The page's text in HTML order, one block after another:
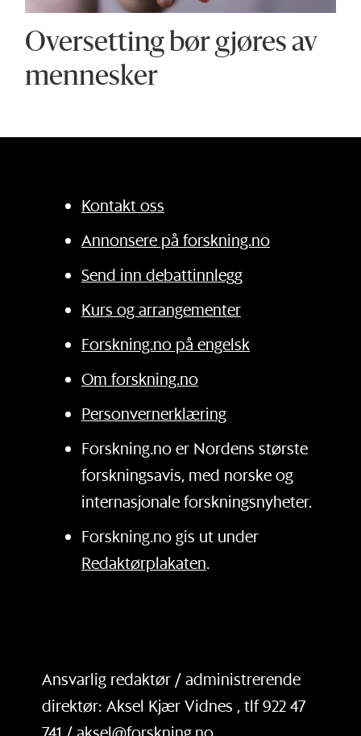
Oversetting bør gjøres av
mennesker
Kontakt oss
Annonsere på forskning.no
Send inn debattinnlegg
Kurs og arrangementer
Forskning.no på engelsk
Om forskning.no
Personvernerklæring
Forskning.no er Nordens største
forskningsavis, med norske og
internasjonale forskningsnyheter.
Forskning.no gis ut under
Redaktørplakaten.
Ansvarlig redaktør / administrerende
direktør: Aksel Kjær Vidnes , tlf 922 47